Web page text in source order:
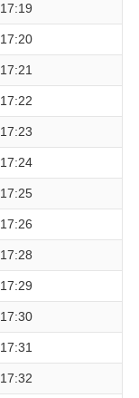
17:19
17:20
17:21
17:22
17:23
17:24
17:25
17:26
17:28
17:29
17:30
17:31
17:32